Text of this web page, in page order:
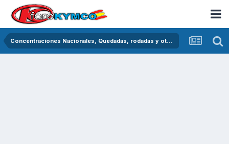
Concentraciones Nacionales, Quedadas, rodadas y otras crónicas del asfalto